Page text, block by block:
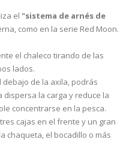
el "sistema de arnés de
como en la serie Red Moon.
el chaleco tirando de las
lados.
debajo de la axila, podrás
dispersa la carga y reduce la
concentrarse en la pesca.
cajas en el frente y un gran
chaqueta, el bocadillo o más